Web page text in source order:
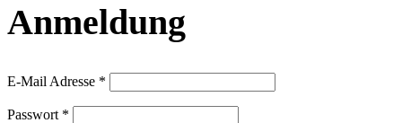
Anmeldung
E-Mail Adresse *
Passwort *